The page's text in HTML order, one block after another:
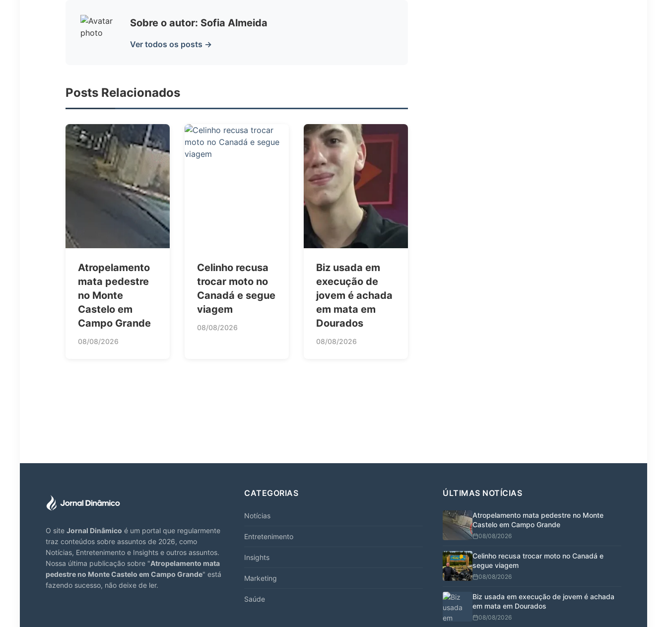
Sobre o autor: Sofia Almeida
Ver todos os posts →
Posts Relacionados
Atropelamento
mata pedestre
no Monte
Castelo em
Campo Grande
08/08/2026
Celinho recusa
trocar moto no
Canadá e segue
viagem
08/08/2026
Biz usada em
execução de
jovem é achada
em mata em
Dourados
08/08/2026
O site Jornal Dinâmico é um portal que regularmente
traz conteúdos sobre assuntos de 2026, como
Notícias, Entretenimento e Insights e outros assuntos.
Nossa última publicação sobre "Atropelamento mata
pedestre no Monte Castelo em Campo Grande" está
fazendo sucesso, não deixe de ler.
CATEGORIAS
Notícias
Entretenimento
Insights
Marketing
Saúde
ÚLTIMAS NOTÍCIAS
Atropelamento mata pedestre no Monte
Castelo em Campo Grande
08/08/2026
Celinho recusa trocar moto no Canadá e
segue viagem
08/08/2026
Biz usada em execução de jovem é achada
em mata em Dourados
08/08/2026